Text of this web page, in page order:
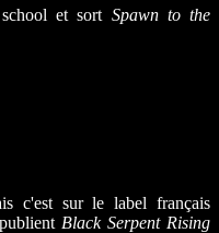
et sort Spawn to the
c'est sur le label français
Black Serpent Rising